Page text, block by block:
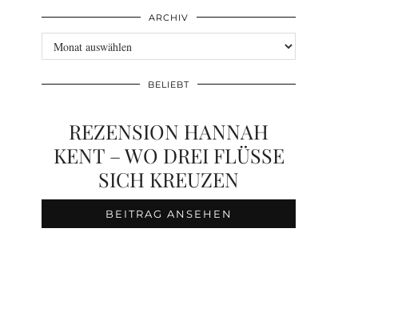
ARCHIV
Archiv
BELIEBT
REZENSION HANNAH
KENT – WO DREI FLÜSSE
SICH KREUZEN
BEITRAG ANSEHEN